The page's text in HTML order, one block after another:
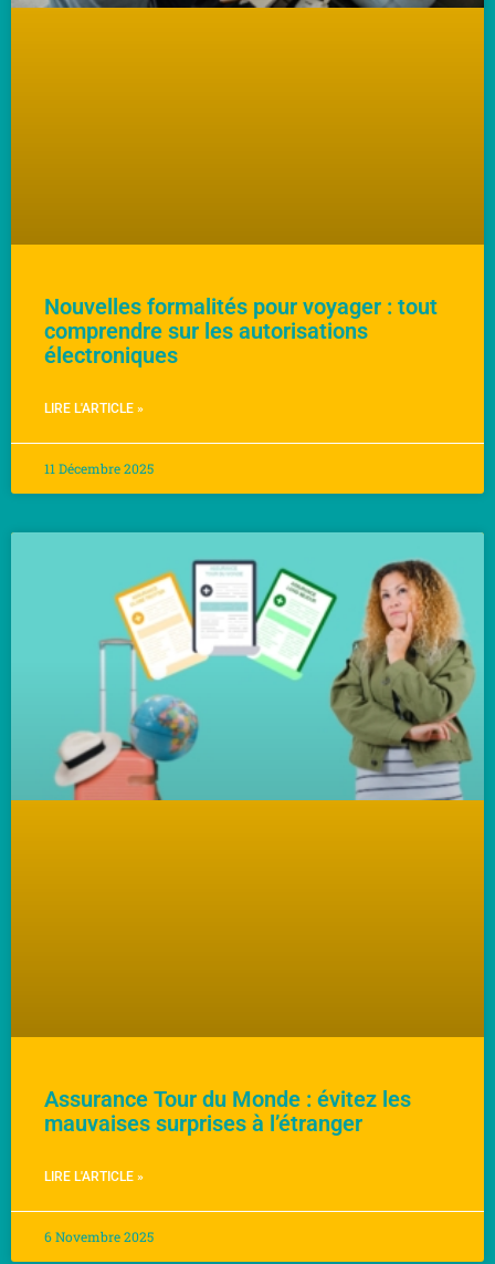
Nouvelles formalités pour voyager : tout
comprendre sur les autorisations
électroniques
LIRE L'ARTICLE »
11 Décembre 2025
Assurance Tour du Monde : évitez les
mauvaises surprises à l’étranger
LIRE L'ARTICLE »
6 Novembre 2025